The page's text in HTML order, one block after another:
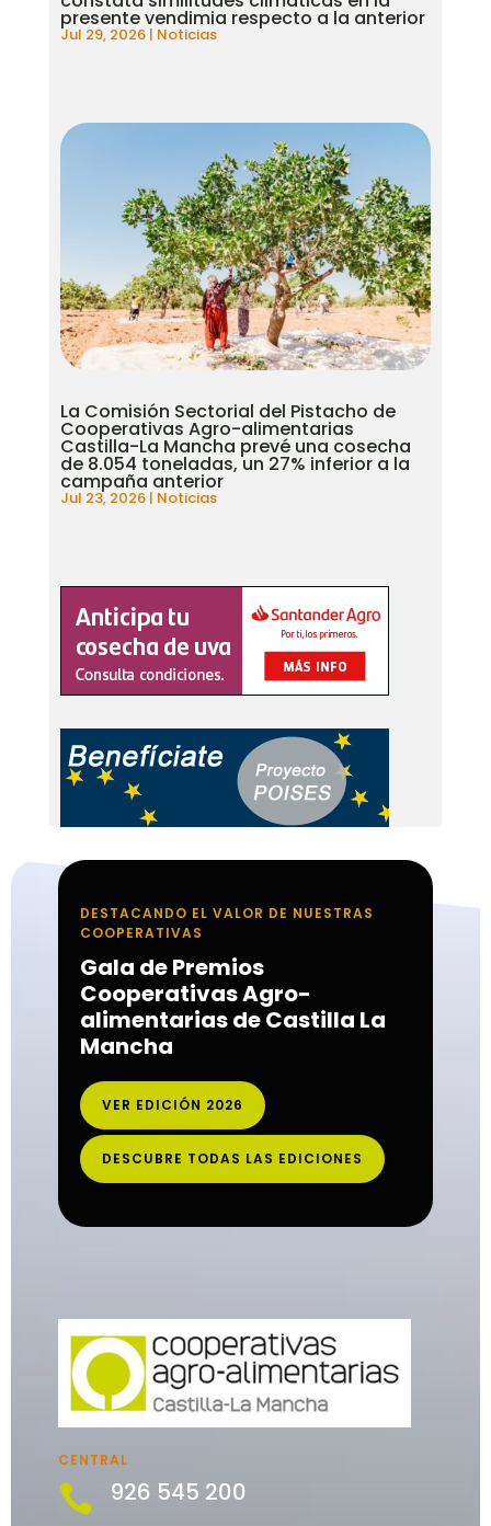
presente vendimia respecto a la anterior
Jul 29, 2026| Noticias
La Comisión Sectorial del Pistacho de
Cooperativas Agro-alimentarias
Castilla-La Mancha prevé una cosecha
de 8.054 toneladas, un 27% inferior a la
campaña anterior
Jul 23, 2026| Noticias
DESTACANDO EL VALOR DE NUESTRAS
COOPERATIVAS
Gala de Premios
Cooperativas Agro-
alimentarias de Castilla La
Mancha
VER EDICIÓN 2026
DESCUBRE TODAS LAS EDICIONES
CENTRAL
 926 545 200